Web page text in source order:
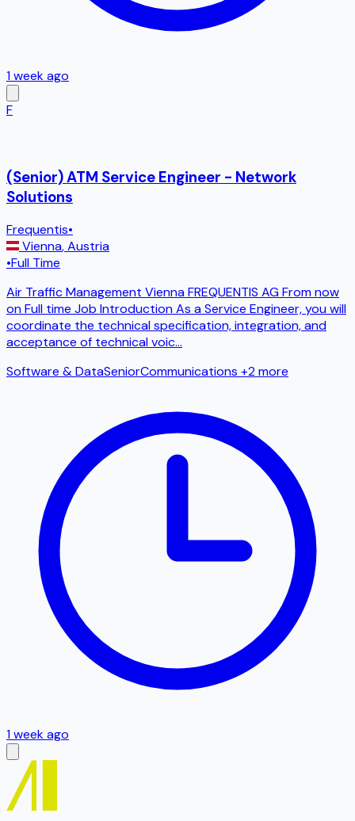
1 week ago
F
(Senior) ATM Service Engineer - Network
Solutions
Frequentis•
Vienna,Austria
•Full Time
Air Traffic Management Vienna FREQUENTIS AG From now
on Full time Job Introduction As a Service Engineer, you will
coordinate the technical specification, integration, and
acceptance of technical voic...
Software & DataSeniorCommunications +2 more
1 week ago